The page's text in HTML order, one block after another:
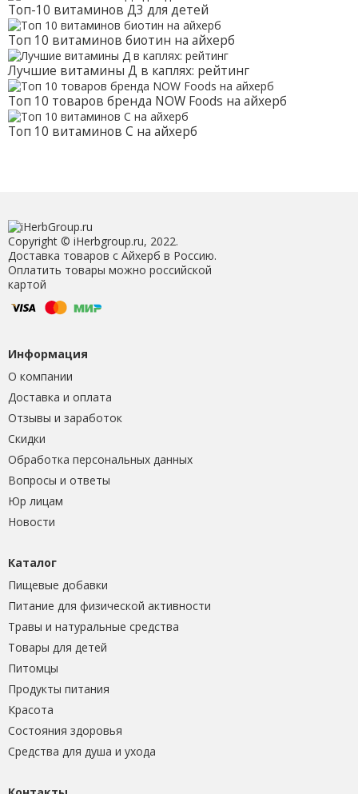
Топ-10 витаминов Д3 для детей
Топ 10 витаминов биотин на айхерб
Лучшие витамины Д в каплях: рейтинг
Топ 10 товаров бренда NOW Foods на айхерб
Топ 10 витаминов С на айхерб
Copyright © iHerbgroup.ru, 2022.
Доставка товаров с Айхерб в Россию.
Оплатить товары можно российской
картой
Информация
О компании
Доставка и оплата
Отзывы и заработок
Скидки
Обработка персональных данных
Вопросы и ответы
Юр лицам
Новости
Каталог
Пищевые добавки
Питание для физической активности
Травы и натуральные средства
Товары для детей
Питомцы
Продукты питания
Красота
Состояния здоровья
Средства для душа и ухода